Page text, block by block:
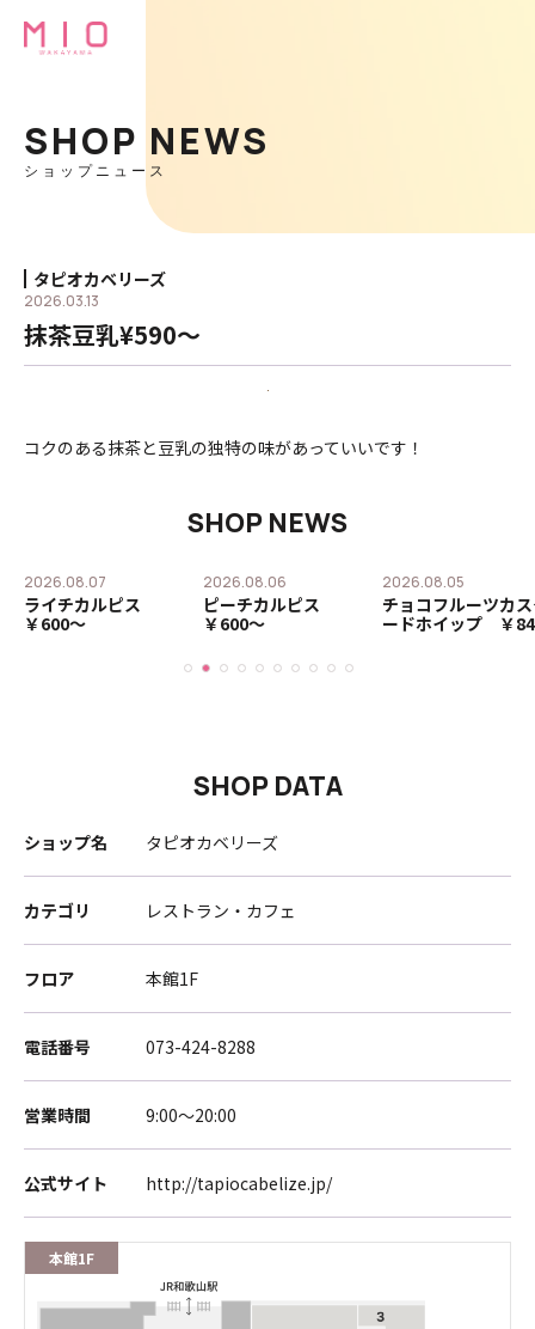
SHOP NEWS
ショップニュース
タピオカベリーズ
2026.03.13
抹茶豆乳¥590〜
コクのある抹茶と豆乳の独特の味があっていいです！
SHOP NEWS
2026.08.07
ライチカルピス
￥600〜
2026.08.06
ピーチカルピス
￥600〜
2026.08.05
チョコフルーツカ
ードホイップ ￥
SHOP DATA
ショップ名 タピオカベリーズ
カテゴリ レストラン・カフェ
フロア 本館1F
電話番号 073-424-8288
営業時間 9:00～20:00
公式サイト http://tapiocabelize.jp/
本館1F